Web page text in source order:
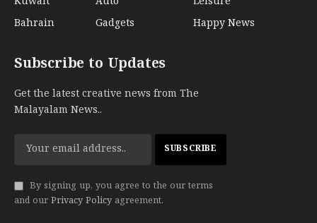
Bahrain
Gadgets
Happy News
Subscribe to Updates
Get the latest creative news from The
Malayalam News..
By signing up, you agree to the our terms
and our Privacy Policy agreement.